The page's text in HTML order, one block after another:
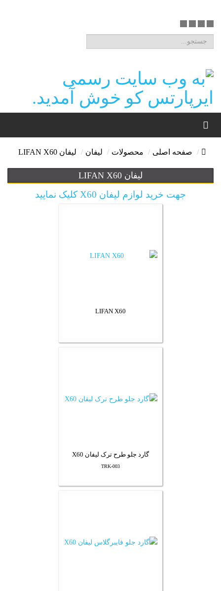
صفحه اصلی محصولات لیفان لیفان LIFAN X60
لیفان LIFAN X60
جهت خرید لوازم لیفان X60 کلیک نمایید
LIFAN X60
گارد جلو طرح ترک لیفان X60
TRK-003